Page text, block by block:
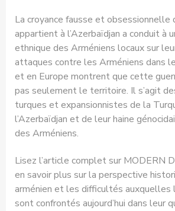
La croyance fausse et obsessionnelle
appartient à l’Azerbaïdjan a conduit à
ethnique des Arméniens locaux sur
attaques contre les Arméniens dans
et en Europe montrent que cette
pas seulement le territoire. Il s’agit
turques et expansionnistes de la
l’Azerbaïdjan et de leur haine
des Arméniens.
Lisez l’article complet sur MODERN
en savoir plus sur la perspective
arménien et les difficultés auxquelles
sont confrontés aujourd’hui dans leur